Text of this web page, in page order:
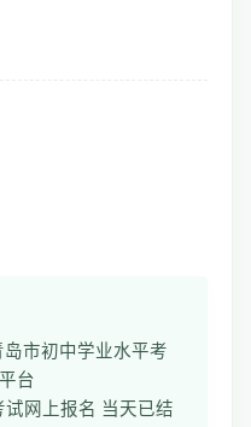
市初中学业水平考
台
试网上报名 当天已结